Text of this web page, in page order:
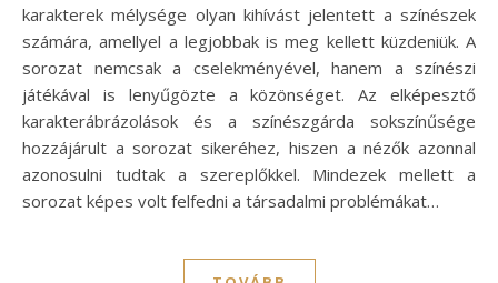
karakterek mélysége olyan kihívást jelentett a színészek
számára, amellyel a legjobbak is meg kellett küzdeniük. A
sorozat nemcsak a cselekményével, hanem a színészi
játékával is lenyűgözte a közönséget. Az elképesztő
karakterábrázolások és a színészgárda sokszínűsége
hozzájárult a sorozat sikeréhez, hiszen a nézők azonnal
azonosulni tudtak a szereplőkkel. Mindezek mellett a
sorozat képes volt felfedni a társadalmi problémákat…